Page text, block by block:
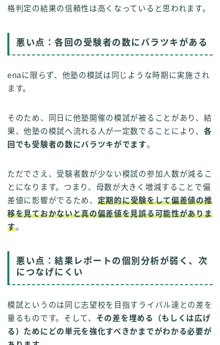
格判定の結果の信頼性は高くなっていると思われます。
悪い点：各回の受験者の数にバラツキがある
enaに限らず、他塾の模試は同じような時期に実施され
ます。
そのため、同日に他塾開催の模試が被ることがあり、結
果、他塾の模試へ流れる人が一定数でることにより、 各
回でも受験者の数にバラツキがでます。
ただでさえ、受験者数が少ない模試の参加人数が減るこ
とになります。つまり、母数が大きく増減することで偏
差値に影響がでるため、 定期的に受験をして偏差値の推
移を見ておかないと真の偏差値を見誤る可能性がありま
す。
悪い点：結果レポートの個別分析が弱く、次
につなげにくい
模試というのは同じ志望校を目指すライバル達との差を
量るものです。そして、 その差を埋める（もしくは広げ
る）ためにどの単元を強化すべきかまでがわかる必要が